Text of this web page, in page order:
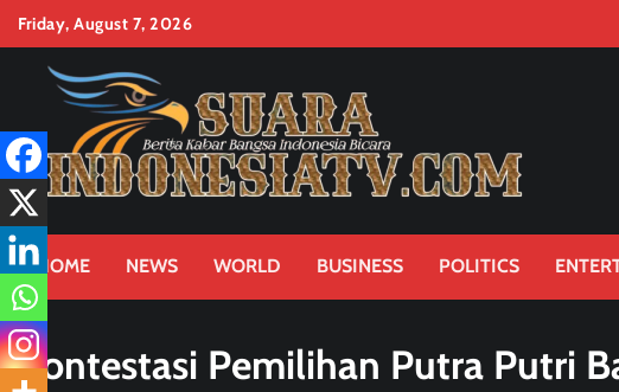
Skip
content
Friday, August 7, 2026
HOME NEWS WORLD BUSINESS POLITICS
Kontestasi Pemilihan Putra Putri